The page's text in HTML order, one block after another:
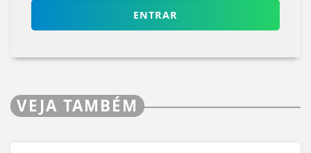
ENTRAR
VEJA TAMBÉM